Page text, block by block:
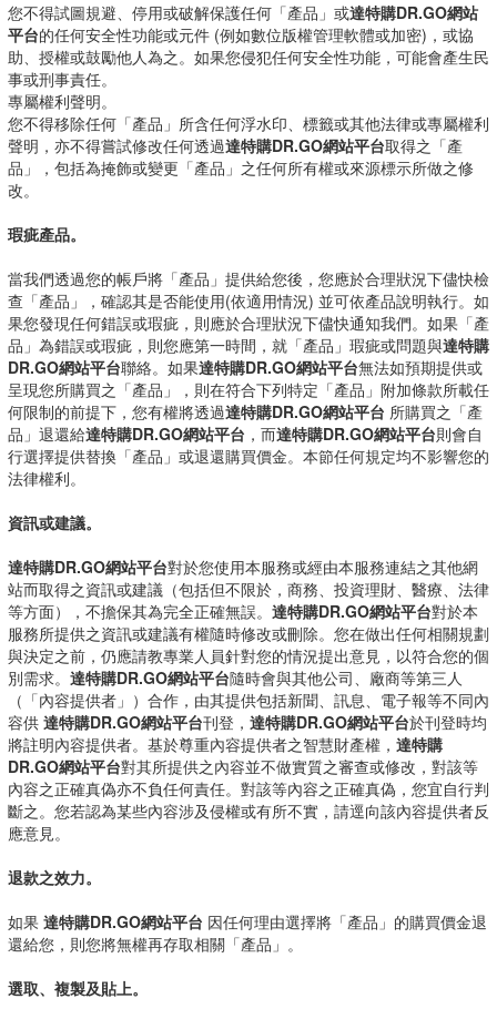
您不得試圖規避、停用或破解保護任何「產品」或達特購DR.GO網站
平台的任何安全性功能或元件 (例如數位版權管理軟體或加密)，或協
助、授權或鼓勵他人為之。如果您侵犯任何安全性功能，可能會產生民
事或刑事責任。
專屬權利聲明。
您不得移除任何「產品」所含任何浮水印、標籤或其他法律或專屬權利
聲明，亦不得嘗試修改任何透過達特購DR.GO網站平台取得之「產
品」，包括為掩飾或變更「產品」之任何所有權或來源標示所做之修
改。
瑕疵產品。
當我們透過您的帳戶將「產品」提供給您後，您應於合理狀況下儘快檢
查「產品」，確認其是否能使用(依適用情況) 並可依產品說明執行。如
果您發現任何錯誤或瑕疵，則應於合理狀況下儘快通知我們。如果「產
品」為錯誤或瑕疵，則您應第一時間，就「產品」瑕疵或問題與達特購
DR.GO網站平台聯絡。如果達特購DR.GO網站平台無法如預期提供或
呈現您所購買之「產品」，則在符合下列特定「產品」附加條款所載任
何限制的前提下，您有權將透過達特購DR.GO網站平台 所購買之「產
品」退還給達特購DR.GO網站平台 ，而達特購DR.GO網站平台則會自
行選擇提供替換「產品」或退還購買價金。本節任何規定均不影響您的
法律權利。
資訊或建議。
達特購DR.GO網站平台對於您使用本服務或經由本服務連結之其他網
站而取得之資訊或建議（包括但不限於，商務、投資理財、醫療、法律
等方面），不擔保其為完全正確無誤。 達特購DR.GO網站平台對於本
服務所提供之資訊或建議有權隨時修改或刪除。您在做出任何相關規劃
與決定之前，仍應請教專業人員針對您的情況提出意見，以符合您的個
別需求。 達特購DR.GO網站平台隨時會與其他公司、廠商等第三人
（「內容提供者」）合作，由其提供包括新聞、訊息、電子報等不同內
容供 達特購DR.GO網站平台刊登， 達特購DR.GO網站平台於刊登時均
將註明內容提供者。基於尊重內容提供者之智慧財產權， 達特購
DR.GO網站平台對其所提供之內容並不做實質之審查或修改，對該等
內容之正確真偽亦不負任何責任。對該等內容之正確真偽，您宜自行判
斷之。您若認為某些內容涉及侵權或有所不實，請逕向該內容提供者反
應意見。
退款之效力。
如果 達特購DR.GO網站平台 因任何理由選擇將「產品」的購買價金退
還給您，則您將無權再存取相關「產品」。
選取、複製及貼上。